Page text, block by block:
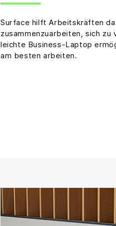
Surface hilft Arbeitskräften
zusammenzuarbeiten, sich zu
leichte Business-Laptop
am besten arbeiten.